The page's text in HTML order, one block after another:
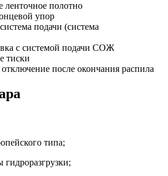
ленточное полотно
упор
подачи (система
с системой подачи СОЖ
тиски
после окончания распила
типа;
гидроразгрузки;